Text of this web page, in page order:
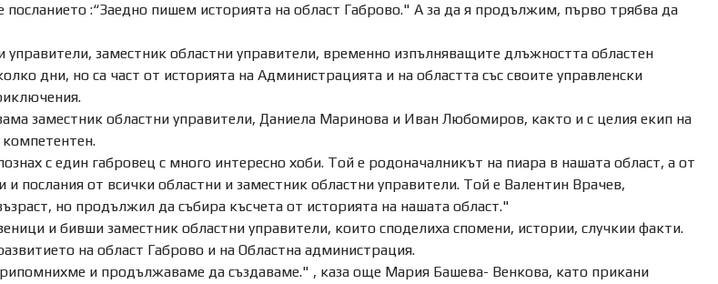
:“Заедно пишем историята на област Габрово." А за да я продължим, първо трябва да
управители, заместник областни управители, временно изпълняващите длъжността областен
дни, но са част от историята на Администрацията и на областта със своите управленски
заместник областни управители, Даниела Маринова и Иван Любомиров, както и с целия екип на
с един габровец с много интересно хоби. Той е родоначалникът на пиара в нашата област, а от
послания от всички областни и заместник областни управители. Той е Валентин Врачев,
но продължил да събира късчета от историята на нашата област."
и бивши заместник областни управители, които споделиха спомени, истории, случкии факти.
на област Габрово и на Областна администрация.
и продължаваме да създаваме." , каза още Мария Башева- Венкова, като прикани